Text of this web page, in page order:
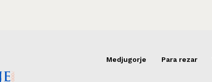
Medjugorje Para rezar